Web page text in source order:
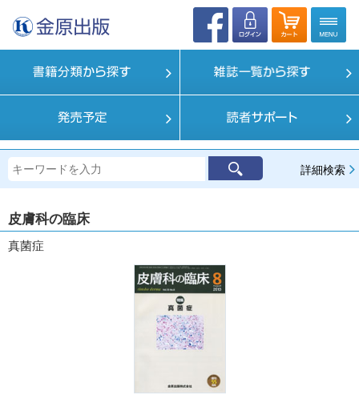
詳細検索
皮膚科の臨床
真菌症